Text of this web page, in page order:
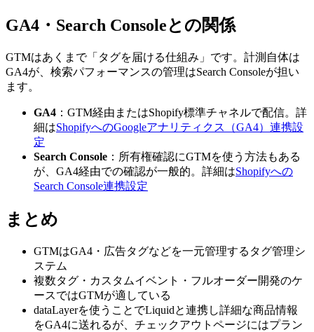
GA4・Search Consoleとの関係
GTMはあくまで「タグを届ける仕組み」です。計測自体は
GA4が、検索パフォーマンスの管理はSearch Consoleが担い
ます。
GA4 ：GTM経由またはShopify標準チャネルで配信。詳
細はShopifyへのGoogleアナリティクス（GA4）連携設
定
Search Console ：所有権確認にGTMを使う方法もある
が、GA4経由での確認が一般的。詳細はShopifyへの
Search Console連携設定
まとめ
GTMはGA4・広告タグなどを一元管理するタグ管理シ
ステム
複数タグ・カスタムイベント・フルオーダー開発のケ
ースではGTMが適している
dataLayerを使うことでLiquidと連携し詳細な商品情報
をGA4に送れるが、チェックアウトページにはプラン